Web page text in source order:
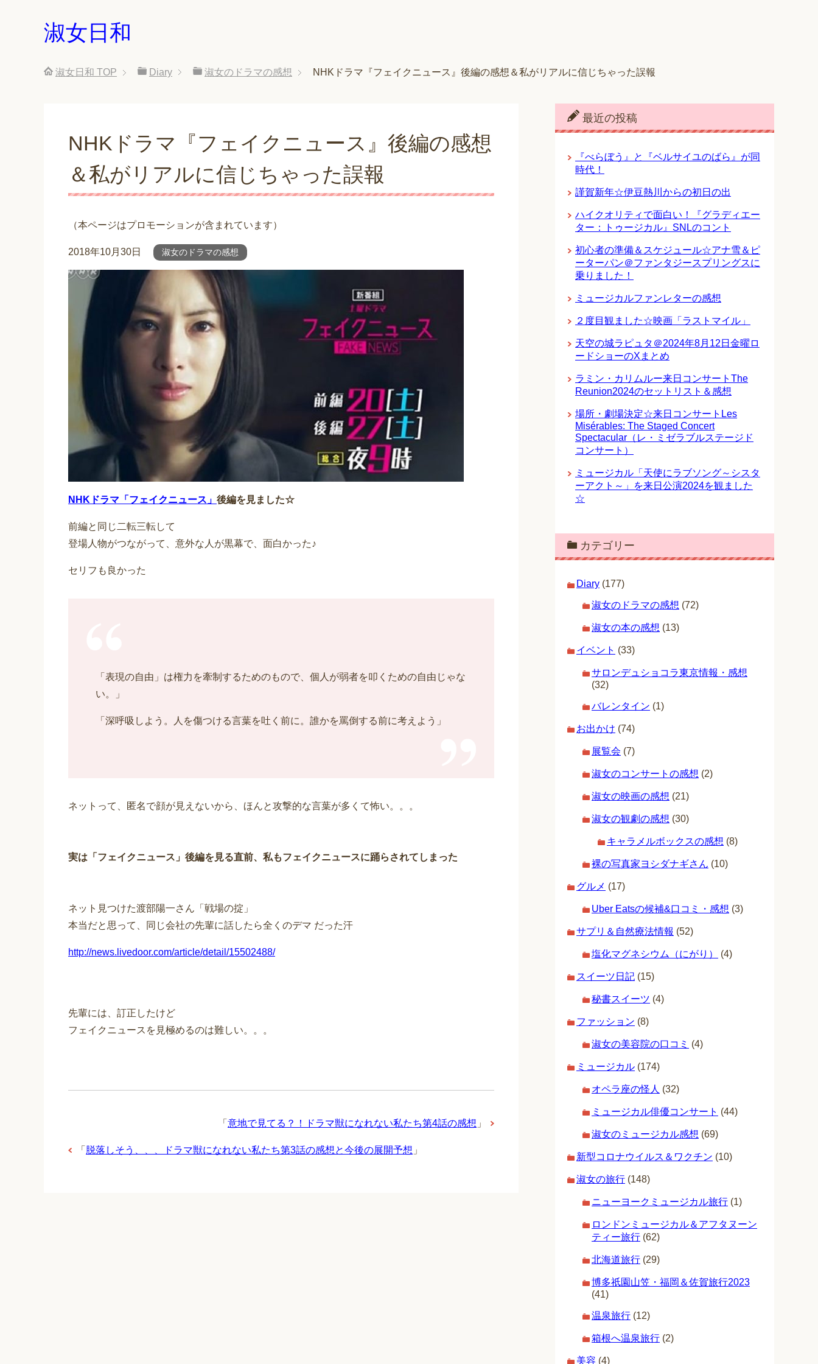
淑女日和
淑女日和 TOP Diary 淑女のドラマの感想 NHKドラマ『フェイクニュース』後編の感想＆私がリアルに信じちゃった誤報
NHKドラマ『フェイクニュース』後編の感想
＆私がリアルに信じちゃった誤報
（本ページはプロモーションが含まれています）
2018年10月30日 淑女のドラマの感想
NHKドラマ「フェイクニュース」 後編を見ました☆
前編と同じ二転三転して
登場人物がつながって、意外な人が黒幕で、面白かった♪
セリフも良かった
「表現の自由」は権力を牽制するためのもので、個人が弱者を叩くための自由じゃな
い。」
「深呼吸しよう。人を傷つける言葉を吐く前に。誰かを罵倒する前に考えよう」
ネットって、匿名で顔が見えないから、ほんと攻撃的な言葉が多くて怖い。。。
実は「フェイクニュース」後編を見る直前、私もフェイクニュースに踊らされてしまった
ネット見つけた渡部陽一さん「戦場の掟」
本当だと思って、同じ会社の先輩に話したら全くのデマ だった汗
http://news.livedoor.com/article/detail/15502488/
先輩には、訂正したけど
フェイクニュースを見極めるのは難しい。。。
「 意地で見てる？！ドラマ獣になれない私たち第4話の感想 」
「 脱落しそう、、、ドラマ獣になれない私たち第3話の感想と今後の展開予想 」
最近の投稿
『べらぼう』と『ベルサイユのばら』が同
時代！
謹賀新年☆伊豆熱川からの初日の出
ハイクオリティで面白い！『グラディエー
ター：トゥージカル』SNLのコント
初心者の準備＆スケジュール☆アナ雪＆ピ
ーターパン＠ファンタジースプリングスに
乗りました！
ミュージカルファンレターの感想
２度目観ました☆映画「ラストマイル」
天空の城ラピュタ＠2024年8月12日金曜ロ
ードショーのXまとめ
ラミン・カリムルー来日コンサートThe
Reunion2024のセットリスト＆感想
場所・劇場決定☆来日コンサートLes
Misérables: The Staged Concert
Spectacular（レ・ミゼラブルステージド
コンサート）
ミュージカル「天使にラブソング～シスタ
ーアクト～」を来日公演2024を観ました
☆
カテゴリー
Diary (177)
淑女のドラマの感想 (72)
淑女の本の感想 (13)
イベント (33)
サロンデュショコラ東京情報・感想
(32)
バレンタイン (1)
お出かけ (74)
展覧会 (7)
淑女のコンサートの感想 (2)
淑女の映画の感想 (21)
淑女の観劇の感想 (30)
キャラメルボックスの感想 (8)
裸の写真家ヨシダナギさん (10)
グルメ (17)
Uber Eatsの候補&口コミ・感想 (3)
サプリ＆自然療法情報 (52)
塩化マグネシウム（にがり） (4)
スイーツ日記 (15)
秘書スイーツ (4)
ファッション (8)
淑女の美容院の口コミ (4)
ミュージカル (174)
オペラ座の怪人 (32)
ミュージカル俳優コンサート (44)
淑女のミュージカル感想 (69)
新型コロナウイルス＆ワクチン (10)
淑女の旅行 (148)
ニューヨークミュージカル旅行 (1)
ロンドンミュージカル＆アフタヌーン
ティー旅行 (62)
北海道旅行 (29)
博多祇園山笠・福岡＆佐賀旅行2023
(41)
温泉旅行 (12)
箱根へ温泉旅行 (2)
美容 (4)